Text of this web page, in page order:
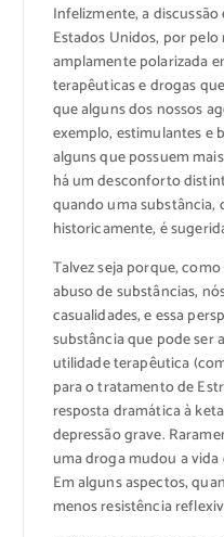
Infelizmente, a
Estados Unidos, por
amplamente polarizada
terapêuticas e drogas
que alguns dos nossos
exemplo, estimulantes e
alguns que possuem
há um desconforto
quando uma substância,
historicamente, é
Talvez seja porque,
abuso de substâncias,
casualidades, e essa
substância que pode ser
utilidade terapêutica
para o tratamento de
resposta dramática à
depressão grave.
uma droga mudou a
Em alguns aspectos,
menos resistência